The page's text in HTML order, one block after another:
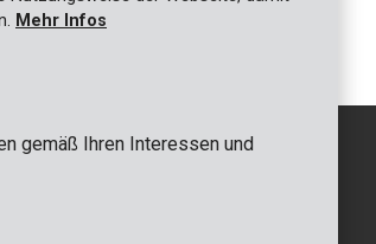
Mehr Infos
gemäß Ihren Interessen und